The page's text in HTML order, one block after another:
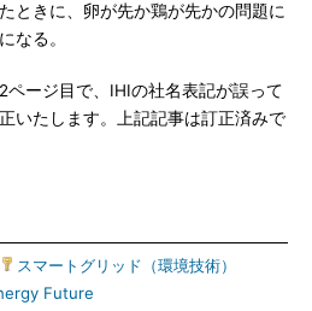
ときに、卵が先か鶏が先かの問題に
なる。
ページ目で、IHIの社名表記が誤って
いたします。上記記事は訂正済みで
スマートグリッド（環境技術）
Future